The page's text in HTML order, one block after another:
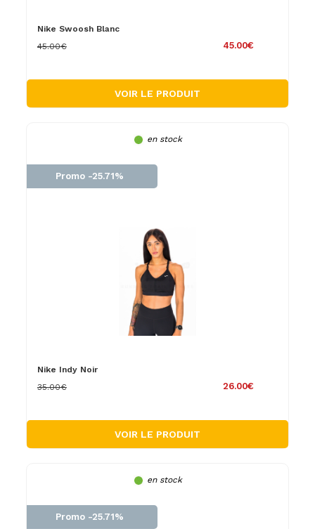
Nike Swoosh Blanc
45.00€
45.00€
VOIR LE PRODUIT
en stock
Promo -25.71%
Nike Indy Noir
26.00€
35.00€
VOIR LE PRODUIT
en stock
Promo -25.71%